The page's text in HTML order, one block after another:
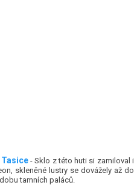
Tasice- Sklo z této huti si zamiloval i
skleněné lustry se dovážely až do
tamních paláců.